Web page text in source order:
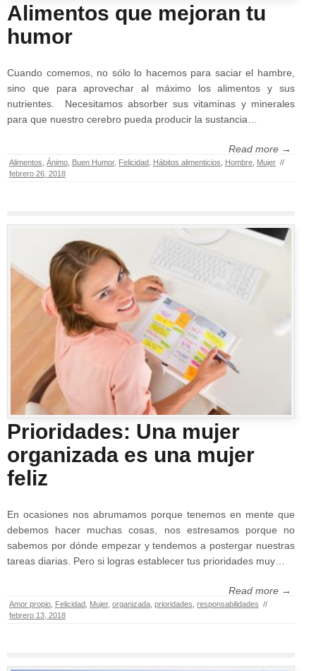
Alimentos que mejoran tu
humor
Cuando comemos, no sólo lo hacemos para saciar el hambre,
sino que para aprovechar al máximo los alimentos y sus
nutrientes. Necesitamos absorber sus vitaminas y minerales
para que nuestro cerebro pueda producir la sustancia…
Read more →
Alimentos Ánimo Buen Humor, Felicidad Hábitos alimenticios Hombre Mujer //
febrero 26, 2018
Prioridades: Una mujer
organizada es una mujer
feliz
En ocasiones nos abrumamos porque tenemos en mente que
debemos hacer muchas cosas, nos estresamos porque no
sabemos por dónde empezar y tendemos a postergar nuestras
tareas diarias. Pero si logras establecer tus prioridades muy…
Read more →
Amor propio Felicidad Mujer, organizada prioridades responsabilidades //
febrero 13, 2018